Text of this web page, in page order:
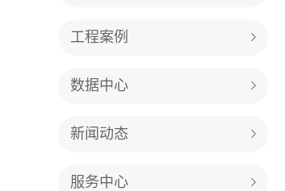
工程案例
数据中心
新闻动态
服务中心